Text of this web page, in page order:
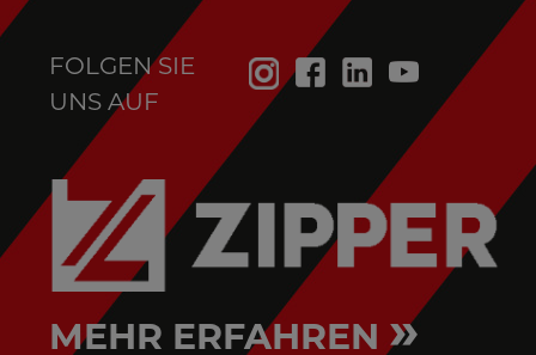
FOLGEN SIE
UNS AUF
MEHR ERFAHREN »